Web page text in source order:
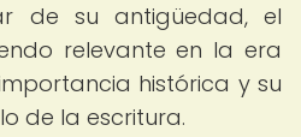
de su antigüedad, el
relevante en la era
histórica y su
de la escritura.